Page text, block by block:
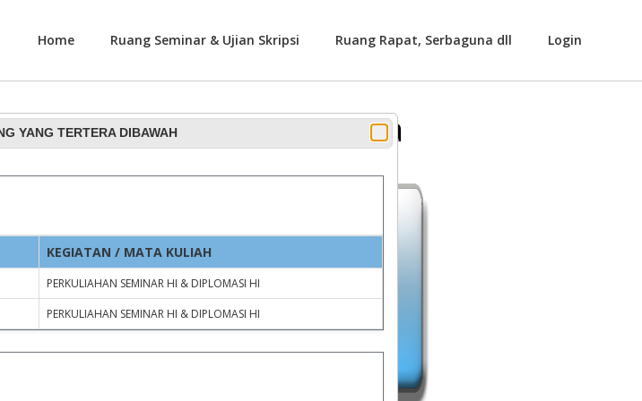
Home Ruang Seminar & Ujian Skripsi Ruang Rapat, Serbaguna dll Login
Rapat dan Serbaguna
YANG TERTERA DIBAWAH
KEGIATAN / MATA KULIAH
PERKULIAHAN SEMINAR HI & DIPLOMASI HI
PERKULIAHAN SEMINAR HI & DIPLOMASI HI